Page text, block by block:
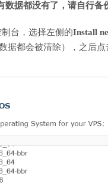
数据都没有了，请自行备
台，选择左侧的Install
据都会被清除），之后点